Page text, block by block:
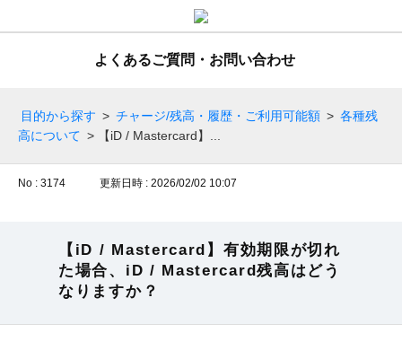
よくあるご質問・お問い合わせ
目的から探す > チャージ/残高・履歴・ご利用可能額 > 各種残
高について > 【iD / Mastercard】...
No : 3174 更新日時 : 2026/02/02 10:07
【iD / Mastercard】有効期限が切れ
た場合、iD / Mastercard残高はどう
なりますか？